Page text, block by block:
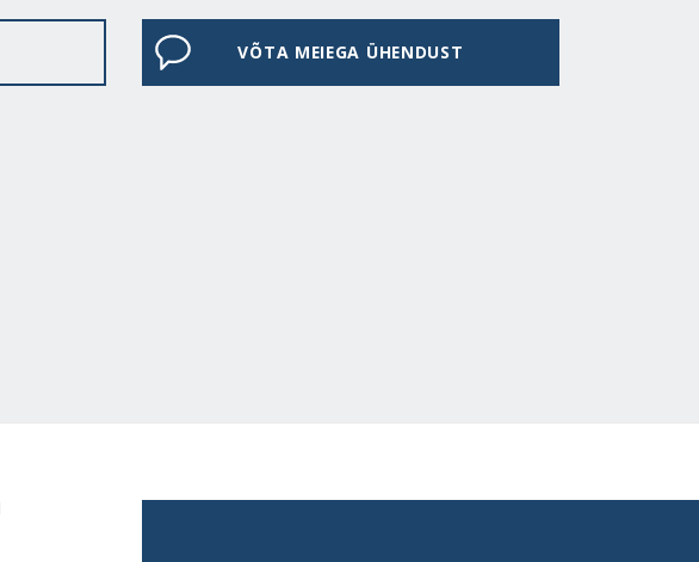
VÕTA MEIEGA ÜHENDUST